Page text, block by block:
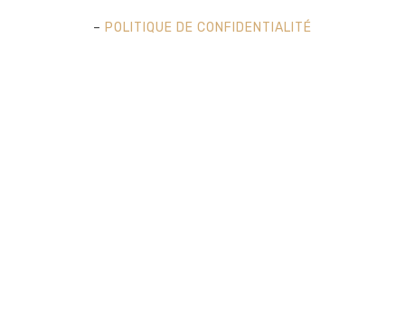
– POLITIQUE DE CONFIDENTIALITÉ